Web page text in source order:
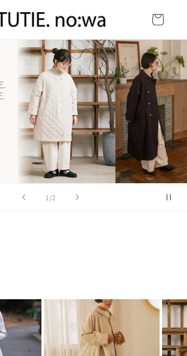
ー
1 /の2